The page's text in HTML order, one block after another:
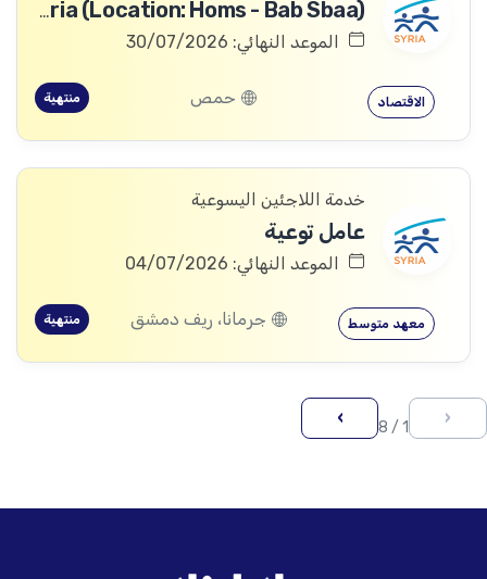
Finance Officer - JRS Syria (Location: Homs - Bab Sbaa)
الموعد النهائي: 30/07/2026
الاقتصاد حمص منتهية
خدمة اللاجئين اليسوعية
عامل توعية
الموعد النهائي: 04/07/2026
معهد متوسط جرمانا، ريف دمشق منتهية
‹
1 / 8
›